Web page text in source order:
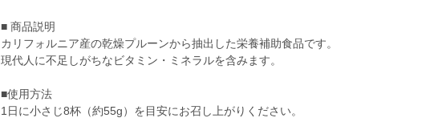
■ 商品説明
カリフォルニア産の乾燥プルーンから抽出した栄養補助食品です。
現代人に不足しがちなビタミン・ミネラルを含みます。
■使用方法
1日に小さじ8杯（約55g）を目安にお召し上がりください。